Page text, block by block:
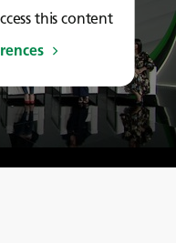
this content